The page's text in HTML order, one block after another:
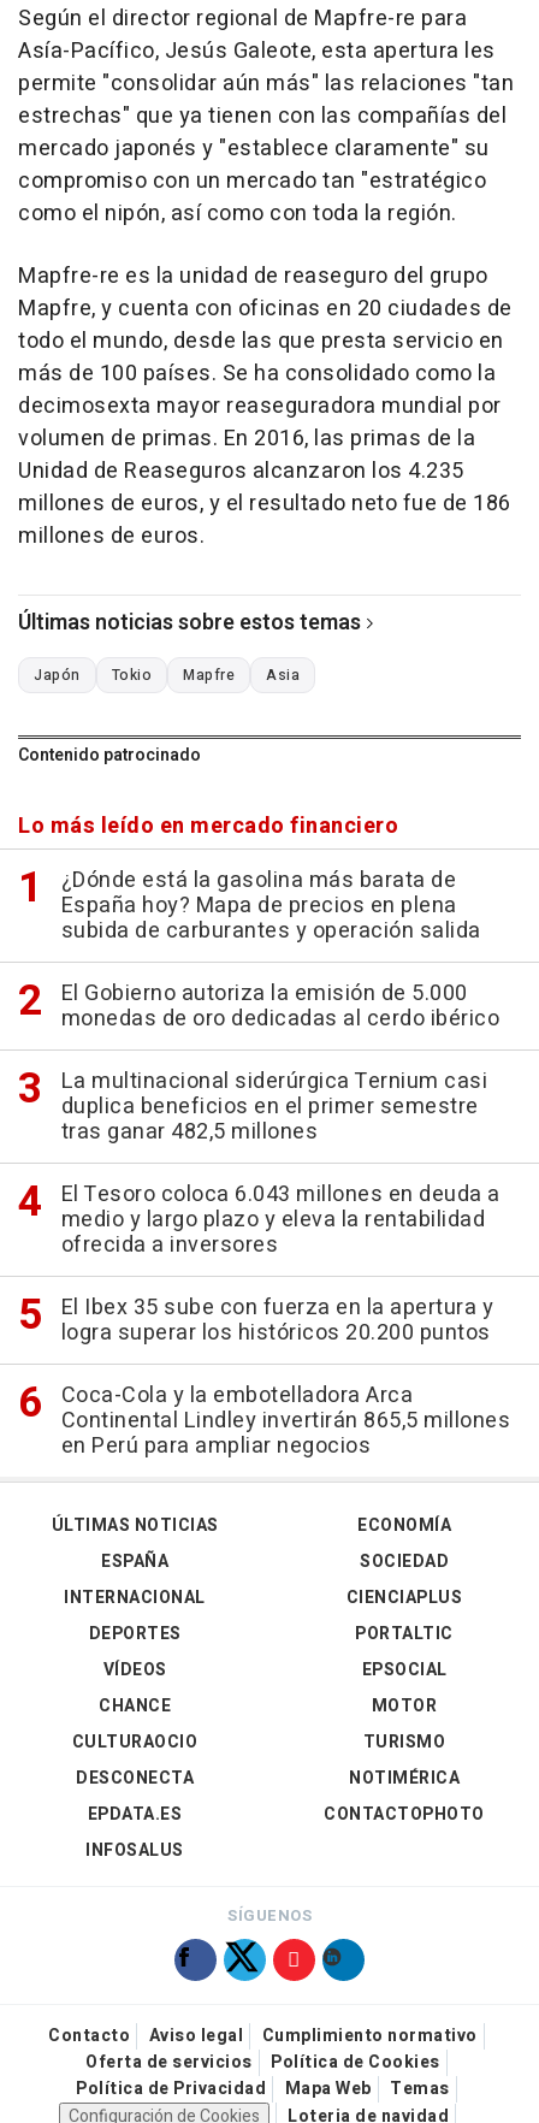
Según el director regional de Mapfre-re para
Asía-Pacífico, Jesús Galeote, esta apertura les
permite "consolidar aún más" las relaciones "tan
estrechas" que ya tienen con las compañías del
mercado japonés y "establece claramente" su
compromiso con un mercado tan "estratégico
como el nipón, así como con toda la región.
Mapfre-re es la unidad de reaseguro del grupo
Mapfre, y cuenta con oficinas en 20 ciudades de
todo el mundo, desde las que presta servicio en
más de 100 países. Se ha consolidado como la
decimosexta mayor reaseguradora mundial por
volumen de primas. En 2016, las primas de la
Unidad de Reaseguros alcanzaron los 4.235
millones de euros, y el resultado neto fue de 186
millones de euros.
Últimas noticias sobre estos temas
Japón Tokio Mapfre Asia
Contenido patrocinado
Lo más leído en mercado financiero
¿Dónde está la gasolina más barata de
España hoy? Mapa de precios en plena
subida de carburantes y operación salida
El Gobierno autoriza la emisión de 5.000
monedas de oro dedicadas al cerdo ibérico
La multinacional siderúrgica Ternium casi
duplica beneficios en el primer semestre
tras ganar 482,5 millones
El Tesoro coloca 6.043 millones en deuda a
medio y largo plazo y eleva la rentabilidad
ofrecida a inversores
El Ibex 35 sube con fuerza en la apertura y
logra superar los históricos 20.200 puntos
Coca-Cola y la embotelladora Arca
Continental Lindley invertirán 865,5 millones
en Perú para ampliar negocios
ÚLTIMAS NOTICIAS
ESPAÑA
INTERNACIONAL
DEPORTES
VÍDEOS
ECONOMÍA
SOCIEDAD
CIENCIAPLUS
PORTALTIC
EPSOCIAL
CHANCE
CULTURAOCIO
DESCONECTA
EPDATA.ES
INFOSALUS
MOTOR
TURISMO
NOTIMÉRICA
CONTACTOPHOTO
SÍGUENOS
Contacto Aviso legal
Cumplimiento normativo
Oferta de servicios
Política de Cookies
Política de Privacidad
Mapa Web
Temas
Configuración de Cookies
Loteria de navidad